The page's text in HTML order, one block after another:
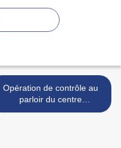
Opération de contrôle au
parloir du centre
pénitentiaire de Laon, une